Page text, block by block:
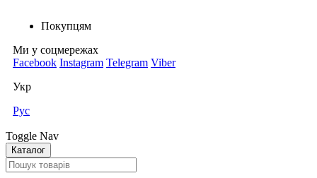
Покупцям
Ми у соцмережах
Facebook Instagram Telegram Viber
Укр
Рус
Toggle Nav
Каталог